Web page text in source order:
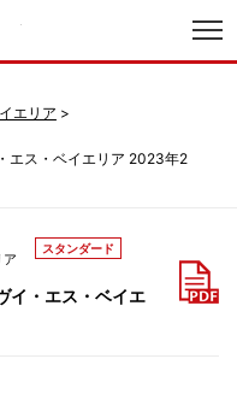
エリア
エス・ベイエリア 2023年2
ア
スタンダード
イ・エス・ベイエ